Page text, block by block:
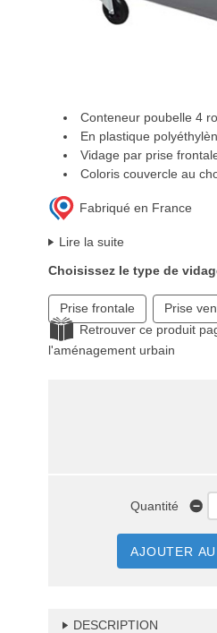
Conteneur poubelle 4
En plastique
Vidage par prise
Coloris couvercle au
Fabriqué en France
Lire la suite
Choisissez le type de
Prise frontale
Prise
Retrouver ce produit
l'aménagement urbain
Quantité
AJOUTER
DESCRIPTION